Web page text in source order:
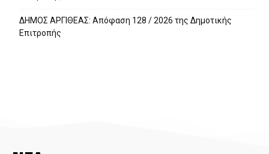
ΔΗΜΟΣ ΑΡΓΙΘΕΑΣ: Απόφαση 128 / 2026 της Δημοτικής
Επιτροπής